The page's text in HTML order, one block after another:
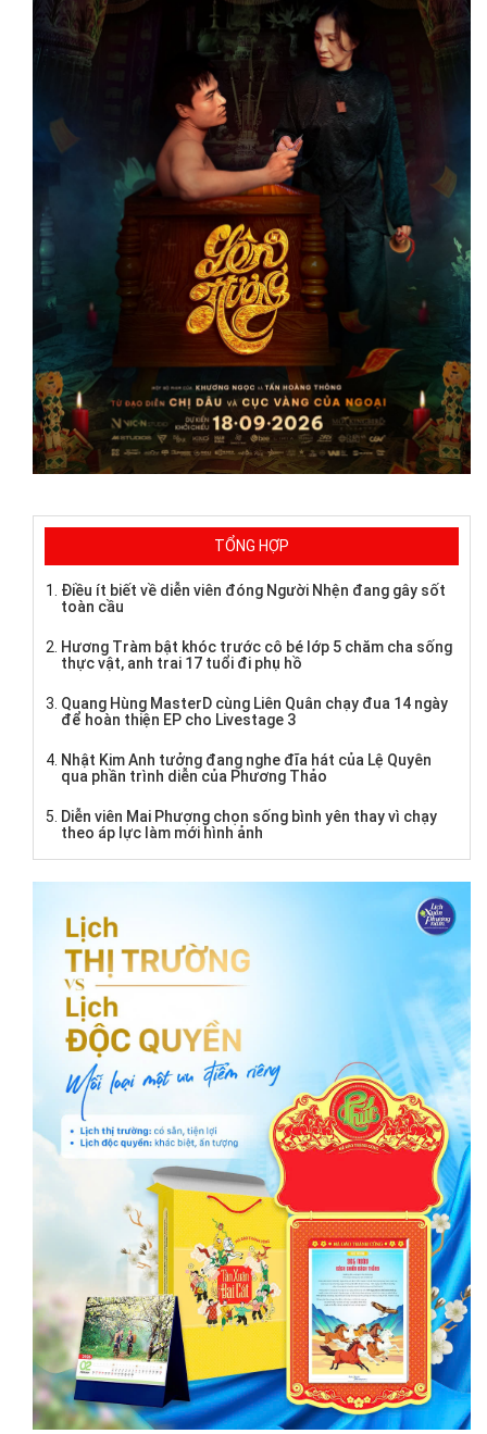
TỔNG HỢP
Điều ít biết về diễn viên đóng Người Nhện đang gây sốt
toàn cầu
Hương Tràm bật khóc trước cô bé lớp 5 chăm cha sống
thực vật, anh trai 17 tuổi đi phụ hồ
Quang Hùng MasterD cùng Liên Quân chạy đua 14 ngày
để hoàn thiện EP cho Livestage 3
Nhật Kim Anh tưởng đang nghe đĩa hát của Lệ Quyên
qua phần trình diễn của Phương Thảo
Diễn viên Mai Phượng chọn sống bình yên thay vì chạy
theo áp lực làm mới hình ảnh